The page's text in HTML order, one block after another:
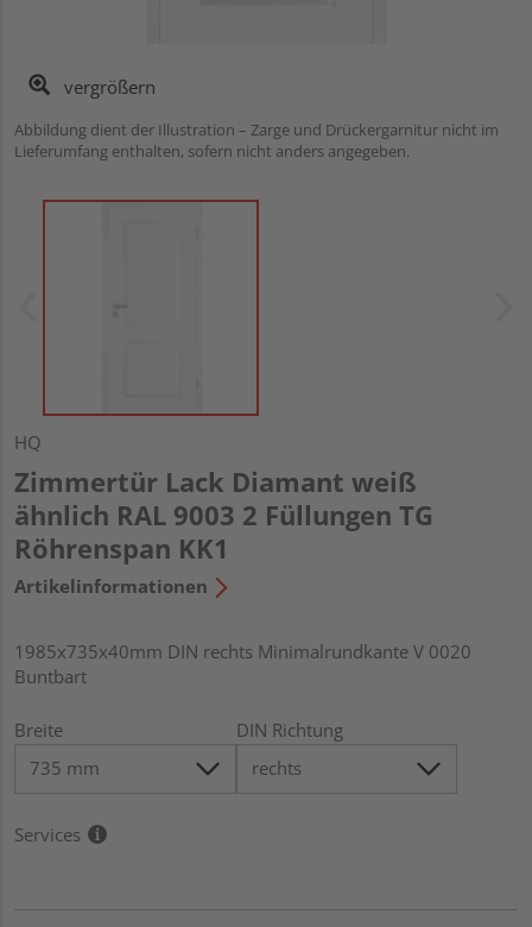
vergrößern
Abbildung dient der Illustration – Zarge und Drückergarnitur nicht im
Lieferumfang enthalten, sofern nicht anders angegeben.
HQ
Zimmertür Lack Diamant weiß
ähnlich RAL 9003 2 Füllungen TG
Röhrenspan KK1
Artikelinformationen
1985x735x40mm DIN rechts Minimalrundkante V 0020
Buntbart
Breite DIN Richtung
Services